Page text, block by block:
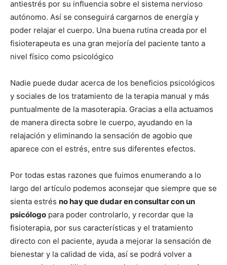
antiestrés por su influencia sobre el sistema nervioso
autónomo. Así se conseguirá cargarnos de energía y
poder relajar el cuerpo. Una buena rutina creada por el
fisioterapeuta es una gran mejoría del paciente tanto a
nivel físico como psicológico
Nadie puede dudar acerca de los beneficios psicológicos
y sociales de los tratamiento de la terapia manual y más
puntualmente de la masoterapia. Gracias a ella actuamos
de manera directa sobre le cuerpo, ayudando en la
relajación y eliminando la sensación de agobio que
aparece con el estrés, entre sus diferentes efectos.
Por todas estas razones que fuimos enumerando a lo
largo del artículo podemos aconsejar que siempre que se
sienta estrés no hay que dudar en consultar con un
psicólogo para poder controlarlo, y recordar que la
fisioterapia, por sus características y el tratamiento
directo con el paciente, ayuda a mejorar la sensación de
bienestar y la calidad de vida, así se podrá volver a